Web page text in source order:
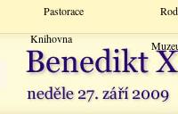
Pastorace
Knihovna